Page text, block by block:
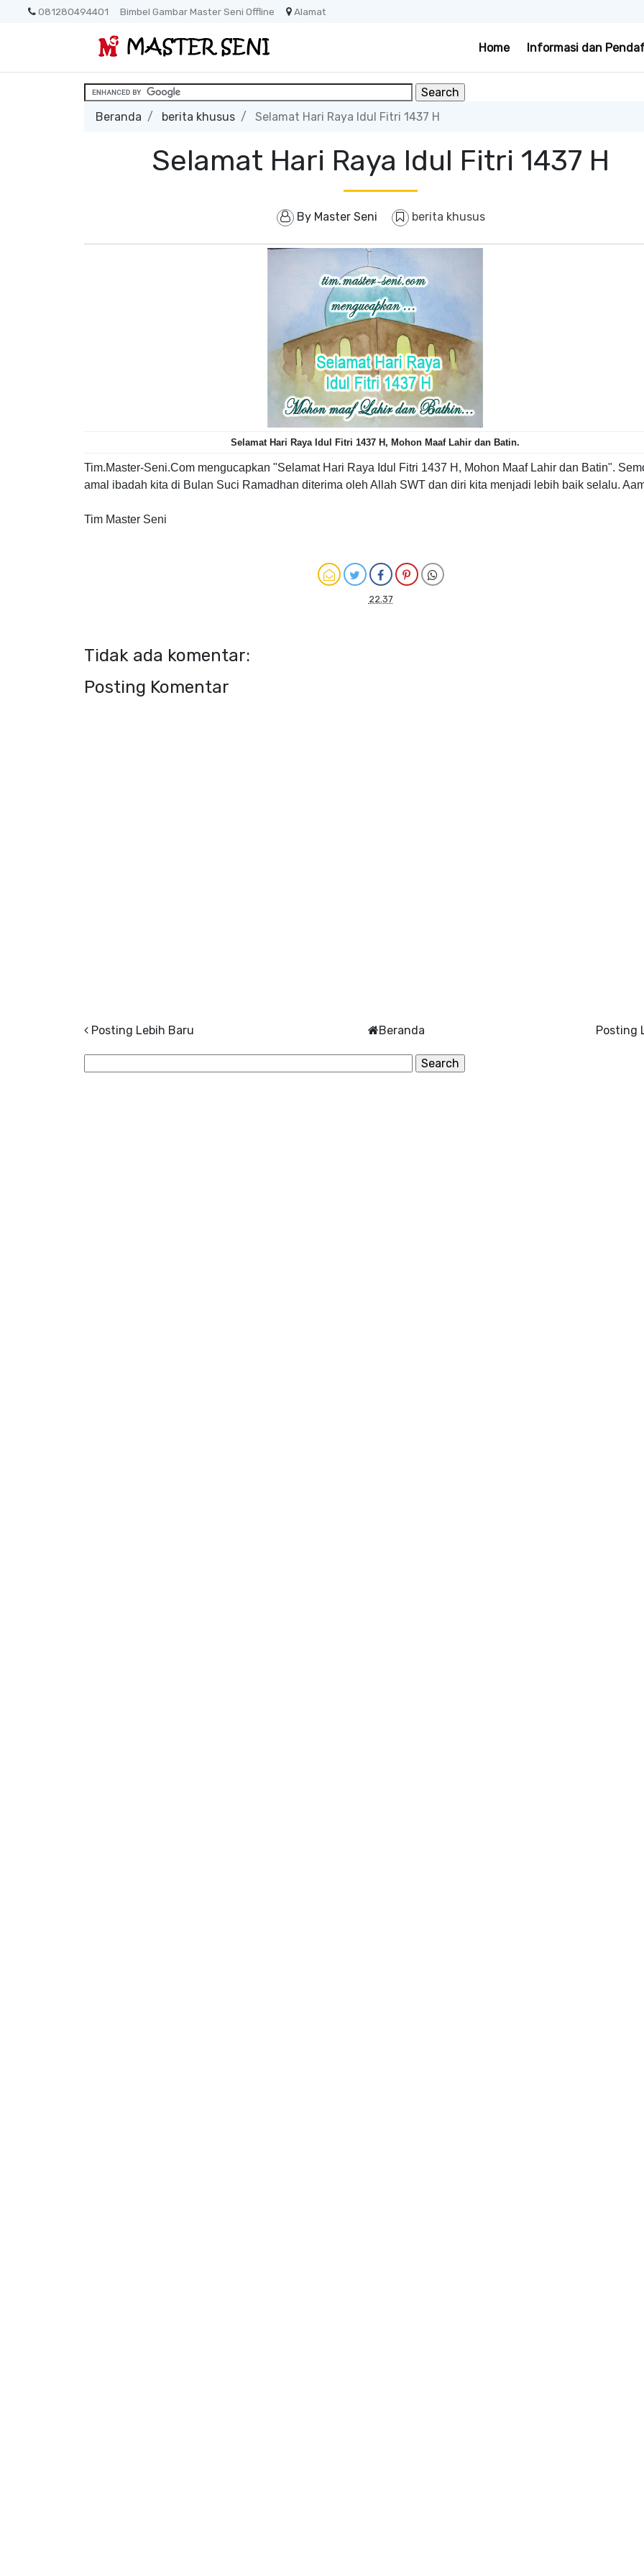
081280494401 Bimbel Gambar Master Seni Offline Alamat
Home Informasi dan
Beranda berita khusus Selamat Hari Raya Idul Fitri 1437 H
Selamat Hari Raya Idul Fitri 1437 H
By Master Seni berita khusus
Selamat Hari Raya Idul Fitri 1437 H, Mohon Maaf Lahir dan Batin.
Tim.Master-Seni.Com mengucapkan "Selamat Hari Raya Idul Fitri 1437 H, Mohon Maaf Lahir dan Batin".
amal ibadah kita di Bulan Suci Ramadhan diterima oleh Allah SWT dan diri kita menjadi lebih baik selalu.
Tim Master Seni
22.37
Tidak ada komentar:
Posting Komentar
Posting Lebih Baru Posting
Beranda